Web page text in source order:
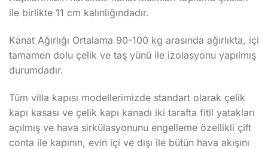
ile birlikte 11 cm kalınlığındadır.
Kanat Ağırlığı Ortalama 90-100 kg arasında ağırlıkta, içi
tamamen dolu çelik ve taş yünü ile izolasyonu yapılmış
durumdadır.
Tüm villa kapısı modellerimizde standart olarak çelik
kapı kasası ve çelik kapı kanadı iki tarafta fitil yatakları
açılmış ve hava sirkülasyonunu engelleme özellikli çift
conta ile kapının, evin içi ve dışı ile bütün hava akışını